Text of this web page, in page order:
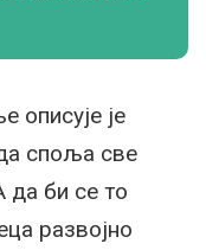
описује је
споља све
да би се то
развојно